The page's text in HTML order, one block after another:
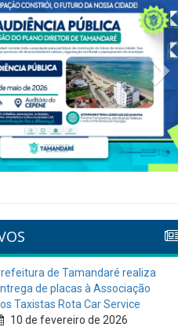
de Tamandaré realiza
de placas à Associação
Taxistas Rota Car Service
10 de fevereiro de 2026